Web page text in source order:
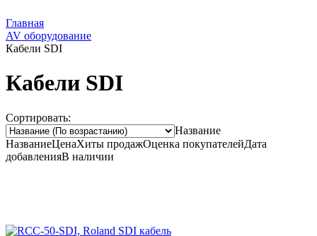
Главная
AV оборудование
Кабели SDI
Кабели SDI
Сортировать:
Название
НазваниеЦенаХиты продажОценка покупателейДата
добавленияВ наличии